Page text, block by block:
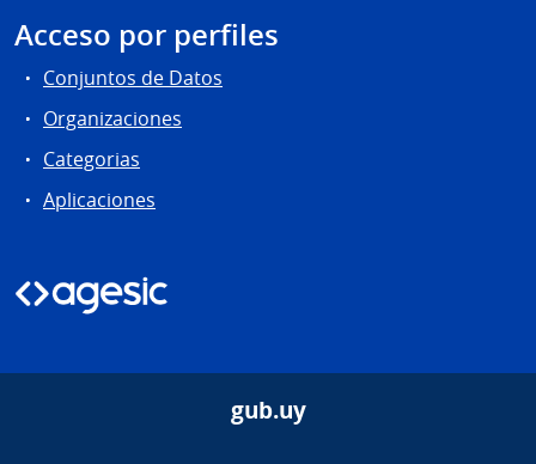
Acceso por perfiles
Conjuntos de Datos
Organizaciones
Categorias
Aplicaciones
gub.uy